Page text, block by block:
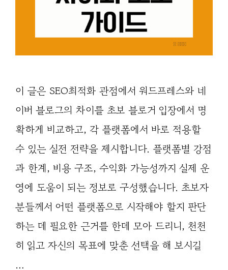
이 글은 SEO최적화 관점에서 워드프레스와 네
이버 블로그의 차이를 초보 블로거 입장에서 명
확하게 비교하고, 각 플랫폼에서 바로 적용할
수 있는 실전 전략을 제시합니다. 플랫폼별 강점
과 한계, 비용 구조, 수익화 가능성까지 실제 운
영에 도움이 되는 정보로 구성했습니다. 초보자
분들께서 어떤 플랫폼으로 시작해야 할지 판단
하는 데 필요한 근거를 한데 모아 드리니, 천천
히 읽고 자신의 목표에 맞춘 선택을 해 보시길
…